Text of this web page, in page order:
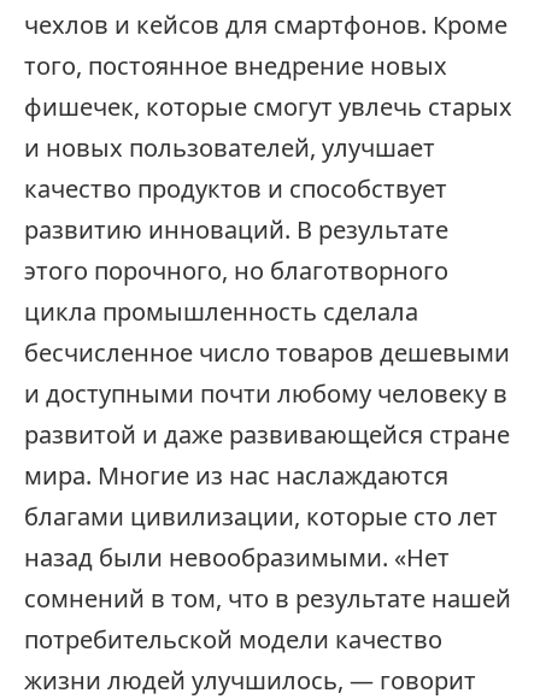
чехлов и кейсов для смартфонов. Кроме
того, постоянное внедрение новых
фишечек, которые смогут увлечь старых
и новых пользователей, улучшает
качество продуктов и способствует
развитию инноваций. В результате
этого порочного, но благотворного
цикла промышленность сделала
бесчисленное число товаров дешевыми
и доступными почти любому человеку в
развитой и даже развивающейся стране
мира. Многие из нас наслаждаются
благами цивилизации, которые сто лет
назад были невообразимыми. «Нет
сомнений в том, что в результате нашей
потребительской модели качество
жизни людей улучшилось, — говорит